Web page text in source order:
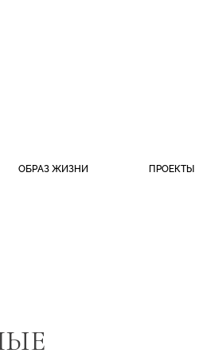
ОБРАЗ ЖИЗНИ ПРОЕКТЫ